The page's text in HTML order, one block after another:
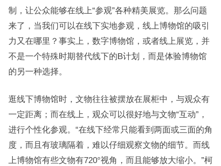
制，让公众能够在线上“参观”各种精美展览。那么问题
来了，当我们可以在线下实地参观，线上博物馆的吸引
力又在哪里？事实上，数字博物馆，或者线上展览，并
不是一个特殊时期替代线下的B计划，而是体验博物馆
的另一种选择。
逛线下博物馆时，文物往往被摆放在展柜中，与观众有
一定距离；而在线上，观众可以很好地与文物“互动”，
进行个性化参观。“在线下经常只能看到两面或三面的角
度，而且有玻璃隔着，难以仔细观察文物的细节。而线
上博物馆有些文物有720°视角，而且能够放大缩小。”柯